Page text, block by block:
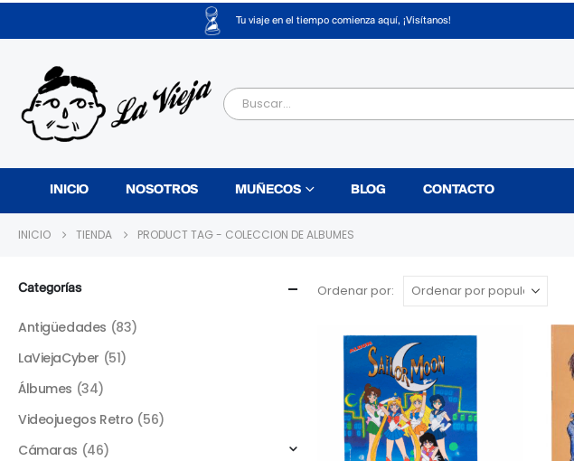
Tu viaje en el tiempo comienza aquí, ¡Visítanos!
INICIO NOSOTROS MUÑECOS BLOG CONTACTO
INICIO TIENDA PRODUCT TAG - COLECCION DE ALBUMES
Ordenar por:
Categorías
Antigüedades (83)
LaViejaCyber (51)
Álbumes (34)
Videojuegos Retro (56)
Cámaras (46)